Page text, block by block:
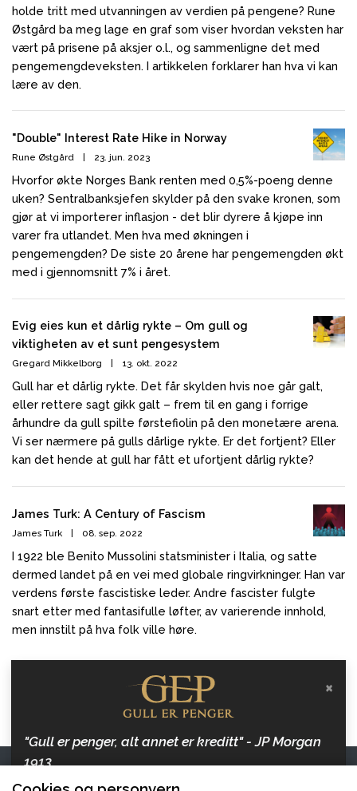
holde tritt med utvanningen av verdien på pengene? Rune
Østgård ba meg lage en graf som viser hvordan veksten har
vært på prisene på aksjer o.l., og sammenligne det med
pengemengdeveksten. I artikkelen forklarer han hva vi kan
lære av den.
"Double" Interest Rate Hike in Norway
Rune Østgård | 23. jun. 2023
Hvorfor økte Norges Bank renten med 0,5%-poeng denne
uken? Sentralbanksjefen skylder på den svake kronen, som
gjør at vi importerer inflasjon - det blir dyrere å kjøpe inn
varer fra utlandet. Men hva med økningen i
pengemengden? De siste 20 årene har pengemengden økt
med i gjennomsnitt 7% i året.
Evig eies kun et dårlig rykte – Om gull og
viktigheten av et sunt pengesystem
Gregard Mikkelborg 13. okt. 2022
Gull har et dårlig rykte. Det får skylden hvis noe går galt,
eller rettere sagt gikk galt – frem til en gang i forrige
århundre da gull spilte førstefiolin på den monetære arena.
Vi ser nærmere på gulls dårlige rykte. Er det fortjent? Eller
kan det hende at gull har fått et ufortjent dårlig rykte?
James Turk: A Century of Fascism
James Turk | 08. sep. 2022
I 1922 ble Benito Mussolini statsminister i Italia, og satte
dermed landet på en vei med globale ringvirkninger. Han var
verdens første fascistiske leder. Andre fascister fulgte
snart etter med fantasifulle løfter, av varierende innhold,
men innstilt på hva folk ville høre.
Kontakt oss
×
"Gull er penger, alt annet er kreditt" - JP Morgan
1913